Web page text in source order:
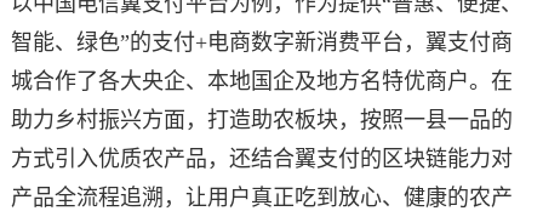
智能、绿色”的支付+电商数字新消费平台，翼支付商
城合作了各大央企、本地国企及地方名特优商户。在
助力乡村振兴方面，打造助农板块，按照一县一品的
方式引入优质农产品，还结合翼支付的区块链能力对
产品全流程追溯，让用户真正吃到放心、健康的农产